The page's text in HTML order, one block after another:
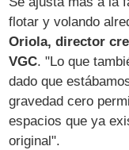
flotar y volando
Oriola, director
VGC. "Lo que
dado que
gravedad cero
espacios que ya
original".